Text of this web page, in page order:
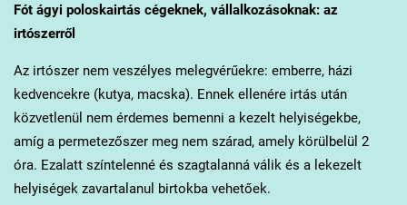
Fótágyi poloskairtás cégeknek, vállalkozásoknak: az
irtószerről
Az irtószer nem veszélyes melegvérűekre: emberre, házi
kedvencekre (kutya, macska). Ennek ellenére irtás után
közvetlenül nem érdemes bemenni a kezelt helyiségekbe,
amíg a permetezőszer meg nem szárad, amely körülbelül 2
óra. Ezalatt színtelenné és szagtalanná válik és a lekezelt
helyiségek zavartalanul birtokba vehetőek.